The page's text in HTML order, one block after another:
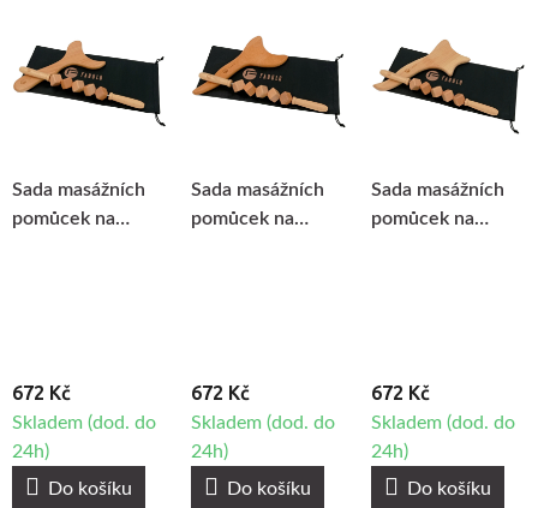
Sada masážních
pomůcek na
672 Kč
Skladem (dod. do
24h)
Do košíku
Sada masážních
pomůcek na
672 Kč
Skladem (dod. do
24h)
Do košíku
Sada masážních
pomůcek na
672 Kč
Skladem (dod. do
24h)
Do košíku